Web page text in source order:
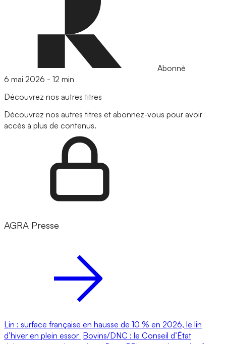
Abonné
6 mai 2026 - 12 min
Découvrez nos autres titres
Découvrez nos autres titres et abonnez-vous pour avoir
accès à plus de contenus.
AGRA Presse
Lin : surface française en hausse de 10 % en 2026, le lin
d’hiver en plein essor Bovins/DNC : le Conseil d’État